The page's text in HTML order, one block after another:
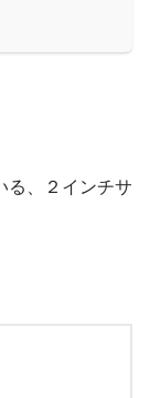
る、２インチサ